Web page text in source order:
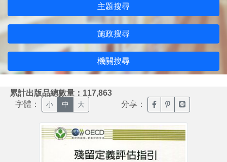
主題搜尋
施政搜尋
機關搜尋
累計出版品總數量：117,863
字體： 小 中 大 分享： 臉書分享(另開新視窗)
噗浪分享(另開新
Line分享(另